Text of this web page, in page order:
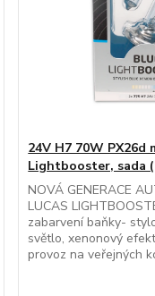
24V H7 70W PX26d
Lightbooster, sada
NOVÁ GENERACE
LUCAS
zabarvení baňky-
světlo, xenonový
provoz na veřejných